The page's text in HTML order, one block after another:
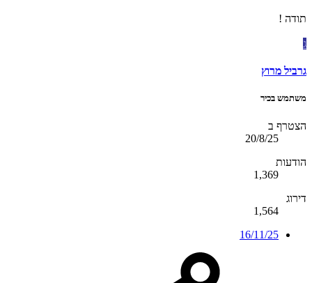
תודה !
ג
גרביל מרוץ
משתמש בכיר
הצטרף ב
20/8/25
הודעות
1,369
דירוג
1,564
16/11/25